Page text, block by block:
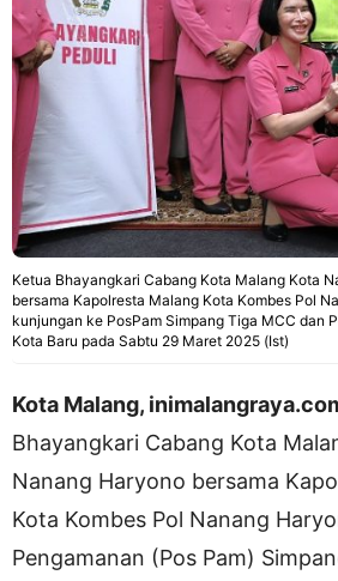
Ketua Bhayangkari Cabang Kota Malang Kota
bersama Kapolresta Malang Kota Kombes Pol
kunjungan ke PosPam Simpang Tiga MCC dan
Kota Baru pada Sabtu 29 Maret 2025 (Ist)
Kota Malang,
Bhayangkari Cabang Kota
Nanang Haryono bersama
Kota Kombes Pol Nanang
Pengamanan (Pos Pam)